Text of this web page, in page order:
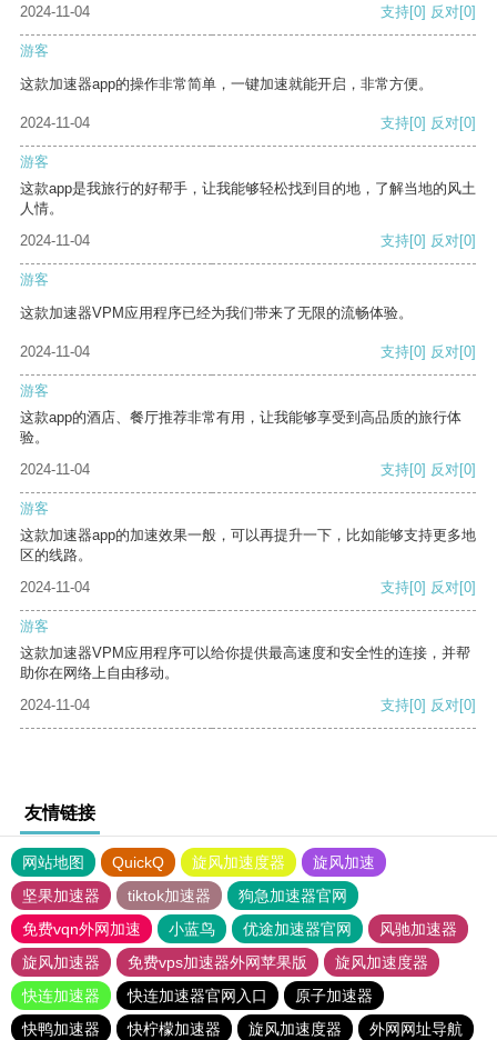
2024-11-04
支持[0] 反对[0]
游客
这款加速器app的操作非常简单，一键加速就能开启，非常方便。
2024-11-04 支持[0] 反对[0]
游客
这款app是我旅行的好帮手，让我能够轻松找到目的地，了解当地的风土
人情。
2024-11-04
支持[0] 反对[0]
游客
这款加速器VPM应用程序已经为我们带来了无限的流畅体验。
2024-11-04 支持[0] 反对[0]
游客
这款app的酒店、餐厅推荐非常有用，让我能够享受到高品质的旅行体
验。
2024-11-04
支持[0] 反对[0]
游客
这款加速器app的加速效果一般，可以再提升一下，比如能够支持更多地
区的线路。
2024-11-04
支持[0] 反对[0]
游客
这款加速器VPM应用程序可以给你提供最高速度和安全性的连接，并帮
助你在网络上自由移动。
2024-11-04
支持[0] 反对[0]
友情链接
网站地图 QuickQ 旋风加速度器
旋风加速
坚果加速器
tiktok加速器
狗急加速器官网
免费vqn外网加速
小蓝鸟 优途加速器官网
风驰加速器
旋风加速器
免费vps加速器外网苹果版
旋风加速度器
快连加速器
快连加速器官网入口
原子加速器
快鸭加速器
快柠檬加速器 旋风加速度器 外网网址导航